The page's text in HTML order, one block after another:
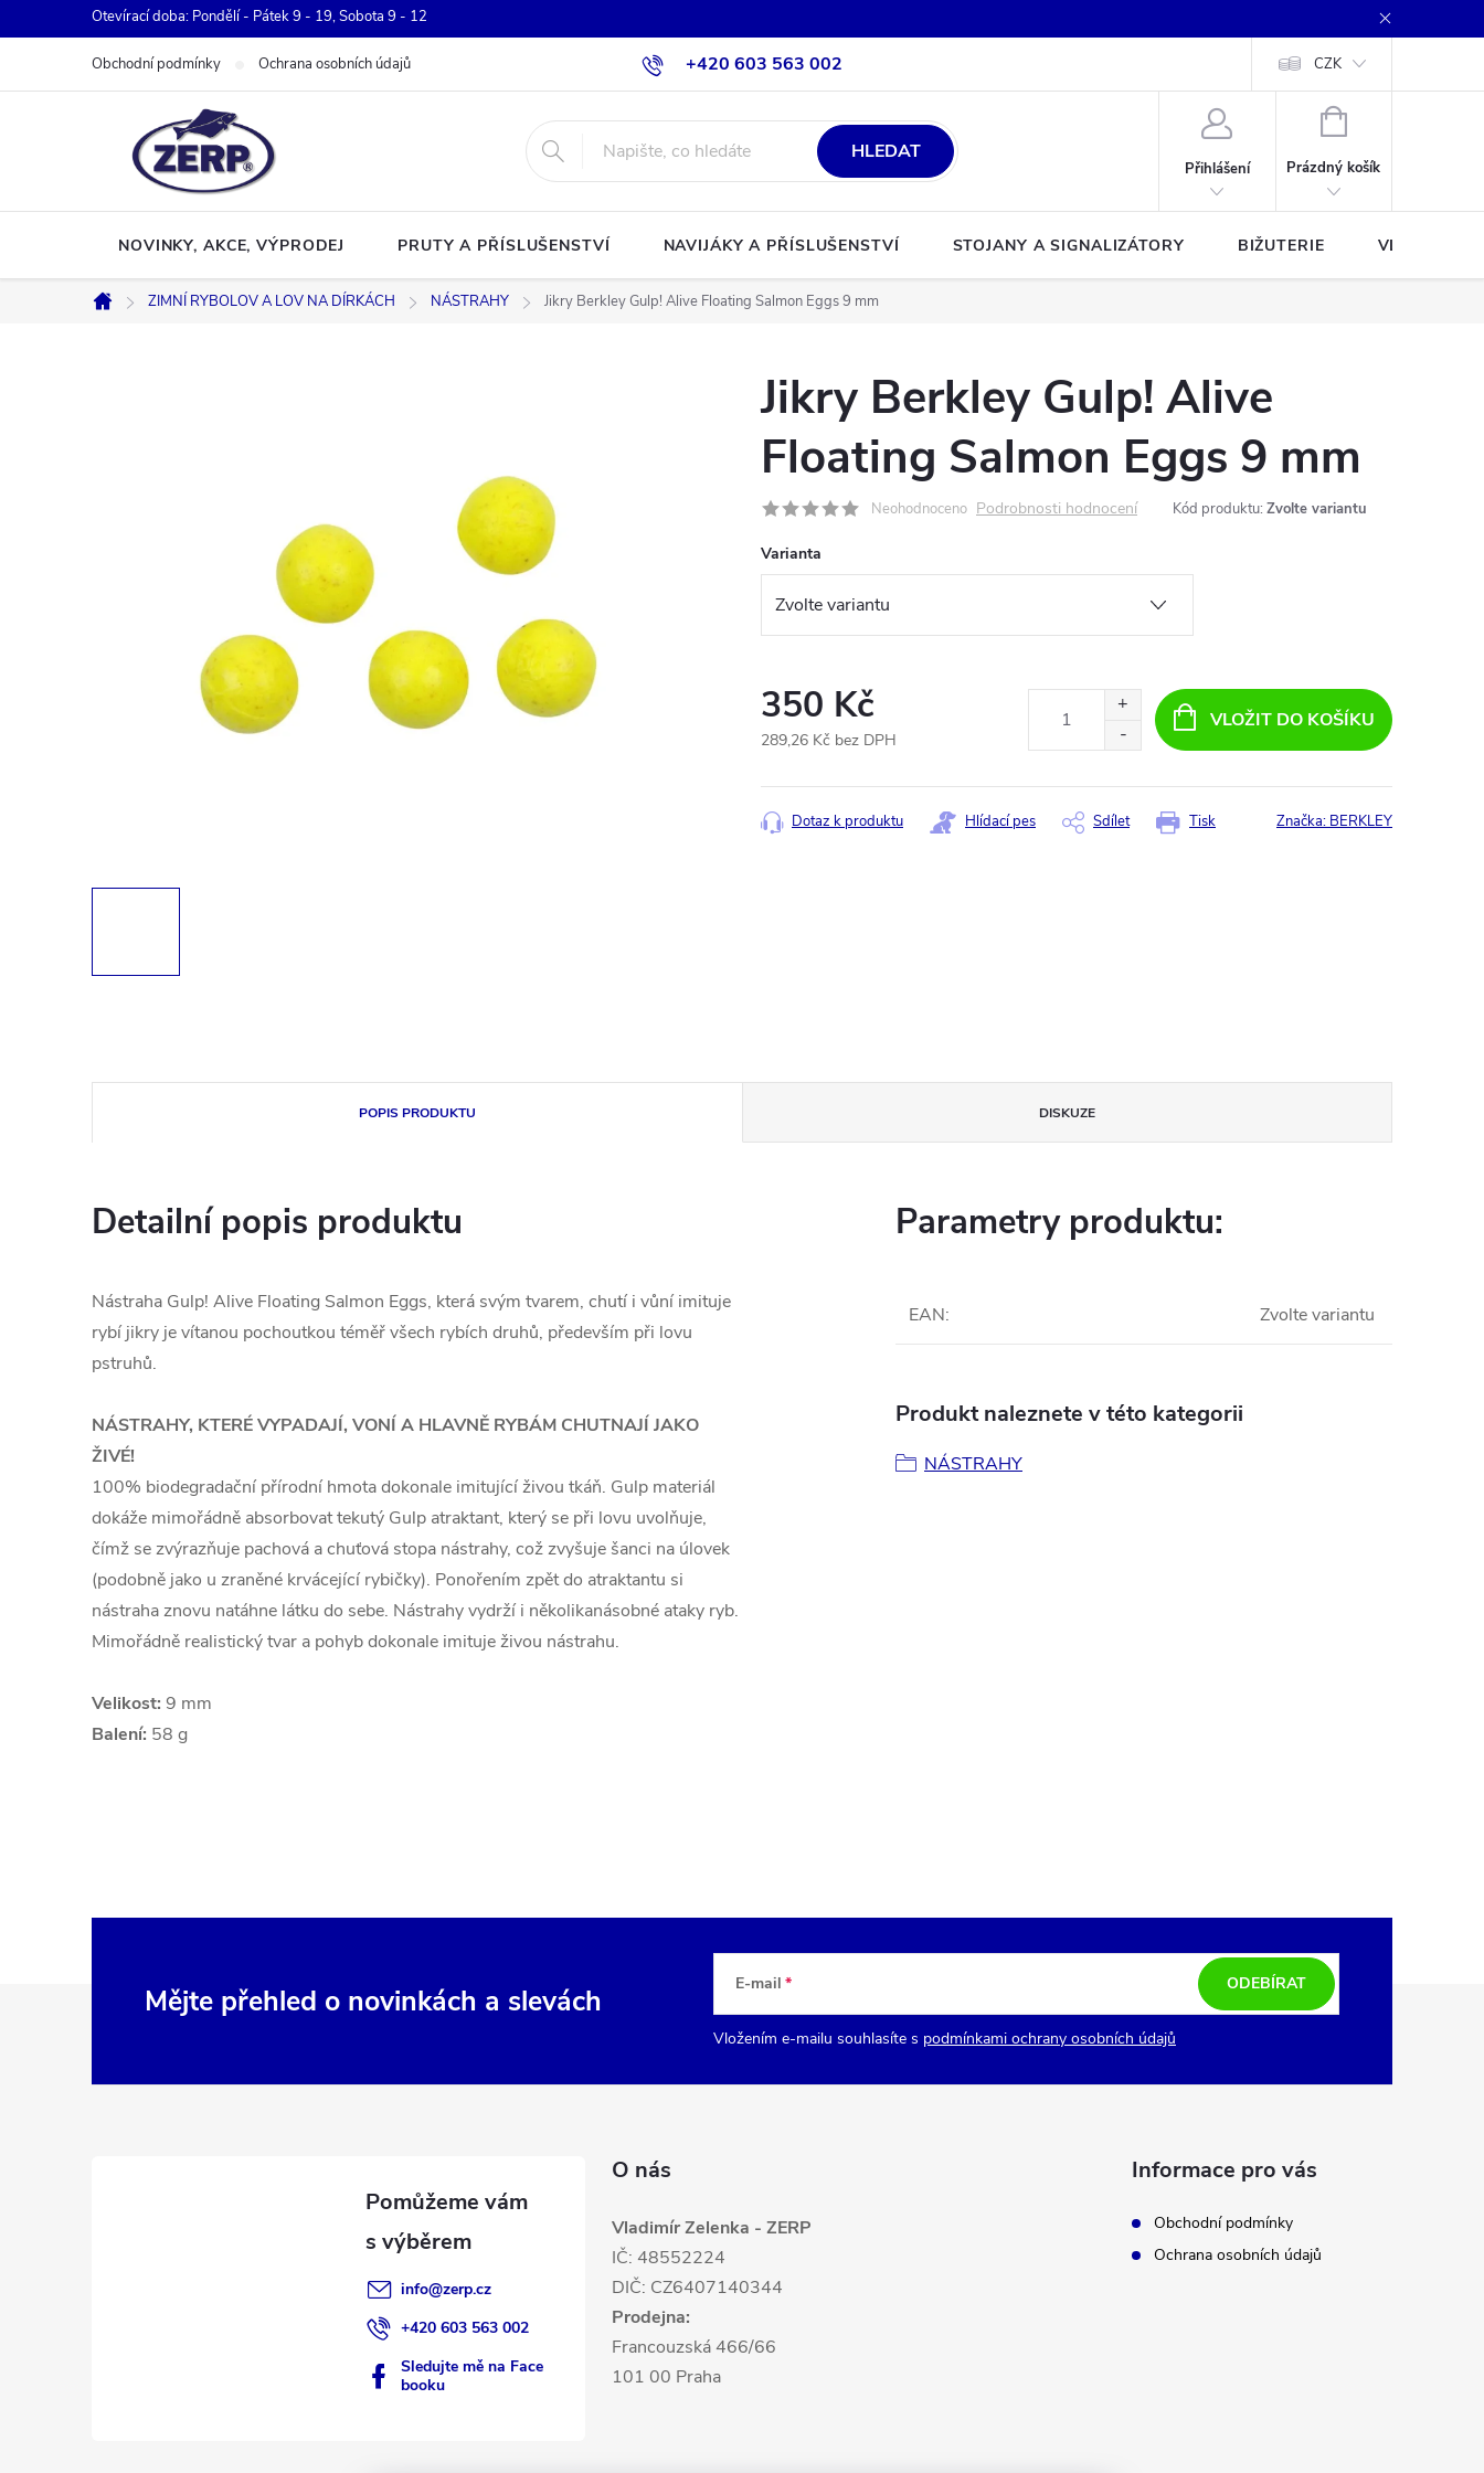
na
Otevírací doba: Pondělí - Pátek 9 - 19, Sobota 9 - 12
+420 603 563 002
Obchodní podmínky Ochrana osobních údajů CZK
HLEDAT
Přihlášení
NÁKUPNÍ
Prázdný košík
NOVINKY, AKCE, VÝPRODEJ PRUTY A PŘÍSLUŠENSTVÍ NAVIJÁKY A PŘÍSLUŠENSTVÍ STOJANY A SIGNALIZÁTORY BIŽUTERIE VLASCE A
Domů
ZIMNÍ RYBOLOV A LOV NA DÍRKÁCH NÁSTRAHY Jikry Berkley Gulp! Alive Floating Salmon Eggs 9 mm
Jikry Berkley Gulp! Alive
Floating Salmon Eggs 9 mm
Neohodnoceno Podrobnosti hodnocení Kód produktu: Zvolte variantu
Varianta
350 Kč
289,26 Kč bez DPH
cena:
VLOŽIT DO KOŠÍKU
Tisk
Dotaz k produktu Hlídací pes Sdílet Značka: BERKLEY
POPIS PRODUKTU DISKUZE
Detailní popis produktu
Nástraha Gulp! Alive Floating Salmon Eggs, která svým tvarem, chutí i vůní imituje
rybí jikry je vítanou pochoutkou téměř všech rybích druhů, především při lovu
pstruhů.
NÁSTRAHY, KTERÉ VYPADAJÍ, VONÍ A HLAVNĚ RYBÁM CHUTNAJÍ JAKO
ŽIVÉ!
100% biodegradační přírodní hmota dokonale imitující živou tkáň. Gulp materiál
dokáže mimořádně absorbovat tekutý Gulp atraktant, který se při lovu uvolňuje,
čímž se zvýrazňuje pachová a chuťová stopa nástrahy, což zvyšuje šanci na úlovek
(podobně jako u zraněné krvácející rybičky). Ponořením zpět do atraktantu si
nástraha znovu natáhne látku do sebe. Nástrahy vydrží i několikanásobné ataky ryb.
Mimořádně realistický tvar a pohyb dokonale imituje živou nástrahu.
Velikost: 9 mm
Balení: 58 g
Parametry produktu:
EAN: Zvolte variantu
Produkt naleznete v této kategorii
NÁSTRAHY
Mějte přehled o novinkách a slevách E-mail
Vložením e-mailu souhlasíte s podmínkami ochrany osobních údajů
ODEBÍRAT
info@zerp.cz
+420 603 563 002
Sledujte mě na Face
booku
O nás
Vladimír Zelenka - ZERP
IČ: 48552224
DIČ: CZ6407140344
Prodejna:
Francouzská 466/66
101 00 Praha
Informace pro vás
Obchodní podmínky
Ochrana osobních údajů